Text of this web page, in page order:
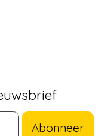
Abonneer